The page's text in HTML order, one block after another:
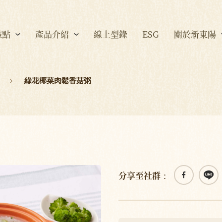
產品介紹 線上型錄 ESG 關於新東陽
綠花椰菜肉鬆香菇粥
分享至社群：